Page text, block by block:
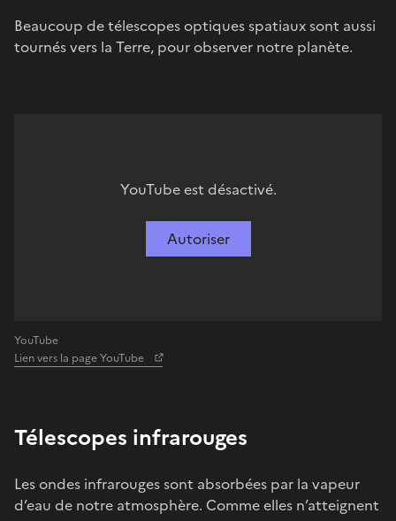
Beaucoup de télescopes optiques spatiaux sont aussi
tournés vers la Terre, pour observer notre planète.
YouTube est désactivé.
Autoriser
YouTube
Lien vers la page YouTube
Télescopes infrarouges
Les ondes infrarouges sont absorbées par la vapeur
d’eau de notre atmosphère. Comme elles n’atteignent